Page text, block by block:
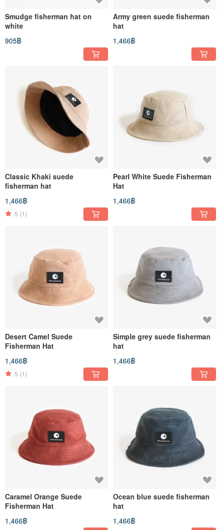
Smudge fisherman hat on
white
905฿
Army green suede fisherman
hat
1,466฿
Classic Khaki suede
fisherman hat
1,466฿
5 (1)
Pearl White Suede Fisherman
Hat
1,466฿
Desert Camel Suede
Fisherman Hat
1,466฿
5 (1)
Simple grey suede fisherman
hat
1,466฿
Caramel Orange Suede
Fisherman Hat
1,466฿
Ocean blue suede fisherman
hat
1,466฿